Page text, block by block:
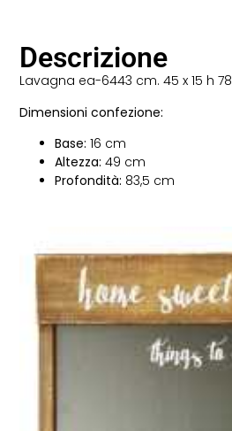
Descrizione
Lavagna ea-6443 cm. 45 x 15 h 78
Dimensioni confezione:
Base: 16 cm
Altezza: 49 cm
Profondità: 83,5 cm